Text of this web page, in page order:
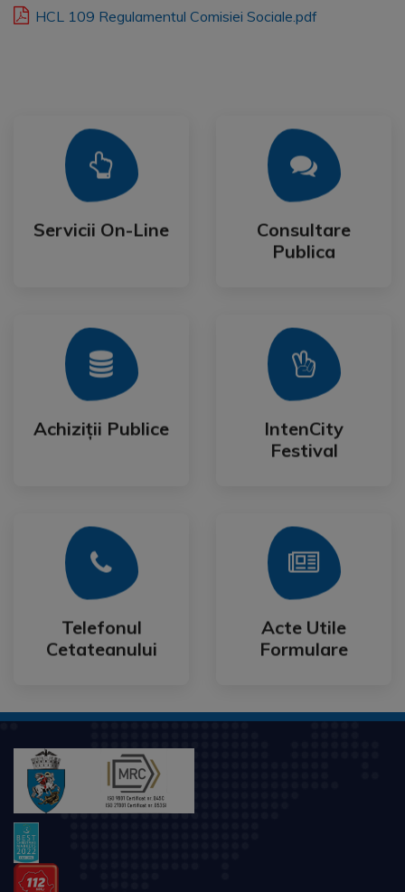
HCL 109 Regulamentul Comisiei Sociale.pdf
Servicii On-Line
Servicii On-Line
Mai Mult
Consultare
Publica
Consultare
Publica
Mai Mult
Achiziții Publice
Achiziții Publice
Mai Mult
IntenCity
Festival
IntenCity
Festival
Mai Mult
Telefonul
Cetateanului
Telefonul
Cetateanului
Mai Mult
Acte Utile
Formulare
Acte Utile
Formulare
Mai Mult